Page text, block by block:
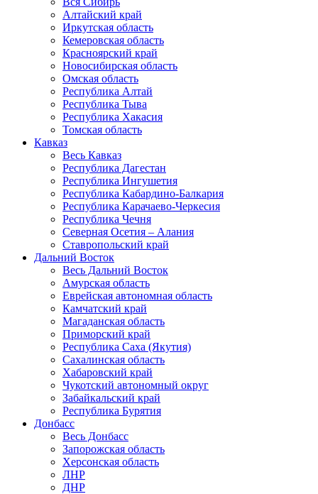
Алтайский край
Иркутская область
Кемеровская область
Красноярский край
Новосибирская область
Омская область
Республика Алтай
Республика Тыва
Республика Хакасия
Томская область
Кавказ
Весь Кавказ
Республика Дагестан
Республика Ингушетия
Республика Кабардино-Балкария
Республика Карачаево-Черкесия
Республика Чечня
Северная Осетия – Алания
Ставропольский край
Дальний Восток
Весь Дальний Восток
Амурская область
Еврейская автономная область
Камчатский край
Магаданская область
Приморский край
Республика Саха (Якутия)
Сахалинская область
Хабаровский край
Чукотский автономный округ
Забайкальский край
Республика Бурятия
Донбасс
Весь Донбасс
Запорожская область
Херсонская область
ЛНР
ДНР